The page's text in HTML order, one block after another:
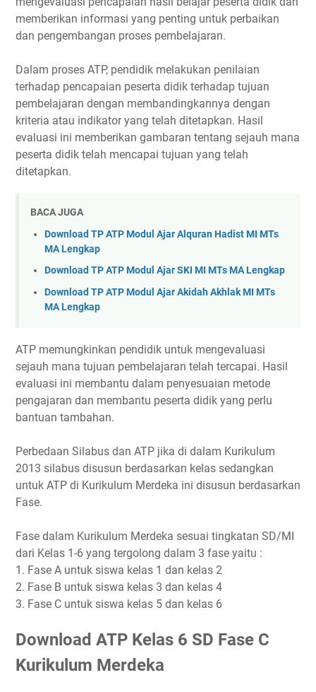
memberikan informasi yang penting untuk perbaikan
dan pengembangan proses pembelajaran.
Dalam proses ATP, pendidik melakukan penilaian
terhadap pencapaian peserta didik terhadap tujuan
pembelajaran dengan membandingkannya dengan
kriteria atau indikator yang telah ditetapkan. Hasil
evaluasi ini memberikan gambaran tentang sejauh mana
peserta didik telah mencapai tujuan yang telah
ditetapkan.
BACA JUGA
Download TP ATP Modul Ajar Alquran Hadist MI MTs
MA Lengkap
Download TP ATP Modul Ajar SKI MI MTs MA Lengkap
Download TP ATP Modul Ajar Akidah Akhlak MI MTs
MA Lengkap
ATP memungkinkan pendidik untuk mengevaluasi
sejauh mana tujuan pembelajaran telah tercapai. Hasil
evaluasi ini membantu dalam penyesuaian metode
pengajaran dan membantu peserta didik yang perlu
bantuan tambahan.
Perbedaan Silabus dan ATP jika di dalam Kurikulum
2013 silabus disusun berdasarkan kelas sedangkan
untuk ATP di Kurikulum Merdeka ini disusun berdasarkan
Fase.
Fase dalam Kurikulum Merdeka sesuai tingkatan SD/MI
dari Kelas 1-6 yang tergolong dalam 3 fase yaitu :
1. Fase A untuk siswa kelas 1 dan kelas 2
2. Fase B untuk siswa kelas 3 dan kelas 4
3. Fase C untuk siswa kelas 5 dan kelas 6
Download ATP Kelas 6 SD Fase C
Kurikulum Merdeka